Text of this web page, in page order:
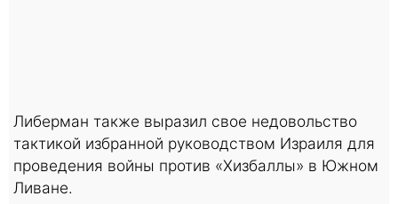
Либерман также выразил свое недовольство
тактикой избранной руководством Израиля для
проведения войны против «Хизбаллы» в Южном
Ливане.